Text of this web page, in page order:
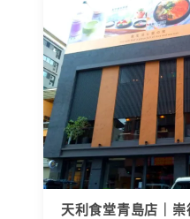
天利食堂青島店｜